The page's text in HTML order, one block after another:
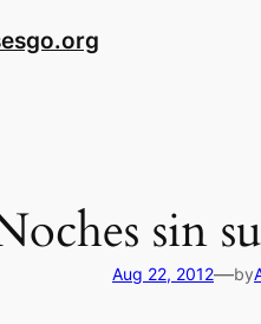
sin
Aug 22, 2012—by